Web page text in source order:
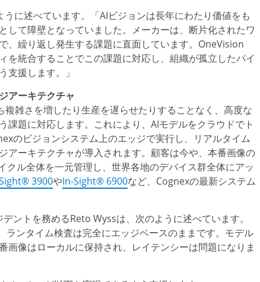
に述べています。「AIビジョンは長年にわたり価値をも
して障壁となっていました。メーカーは、断片化されたワ
、繰り返し発生する課題に直面しています。OneVision
統合することでこの課題に対応し、組織が孤立したパイ
支援します。」
アーキテクチャ
雑さを増したり生産を遅らせたりすることなく、高度な
題に対応します。これにより、AIモデルをクラウドでト
のビジョンシステム上のエッジで実行し、リアルタイム
アーキテクチャが導入されます。顧客は今や、本番画像の
ル全体を一元管理し、世界各地のデバイス群全体にアッ
3900やIn-Sight® 6900など、Cognexの最新システム
ントを務めるReto Wyssは、次のように述べています。
ランタイム検査は完全にエッジベースのままです。モデル
像はローカルに保持され、レイテンシーは問題になりま